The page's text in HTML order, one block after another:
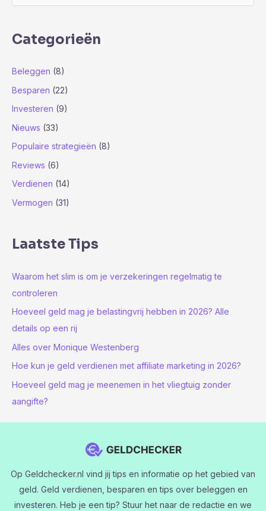
k
a
Categorieën
Beleggen (8)
Besparen (22)
Investeren (9)
Nieuws (33)
Populaire strategieën (8)
Reviews (6)
Verdienen (14)
Vermogen (31)
Laatste Tips
Waarom het slim is om je verzekeringen regelmatig te
controleren
Hoeveel geld mag je belastingvrij hebben in 2026? Alle
details op een rij
Alles over Monique Westenberg
Hoe kun je geld verdienen met affiliate marketing in 2026?
Hoeveel geld mag je meenemen in het vliegtuig zonder
aangifte?
Op Geldchecker.nl vind jij tips en informatie op het gebied van
geld. Geld verdienen, besparen en tips over beleggen en
investeren. Heb je een tip? Stuur het naar de redactie en we